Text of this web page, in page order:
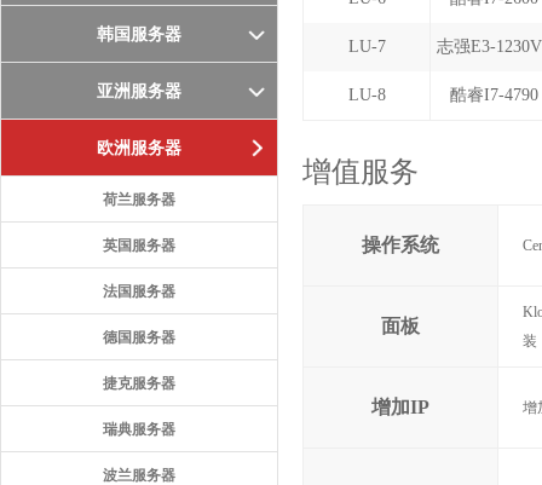
韩国服务器
亚洲服务器
欧洲服务器
荷兰服务器
英国服务器
法国服务器
德国服务器
捷克服务器
瑞典服务器
波兰服务器
LU-7 志强E3-
LU-8 酷睿I7-4790
增值服务
操作系统
面板
装
增加IP 增